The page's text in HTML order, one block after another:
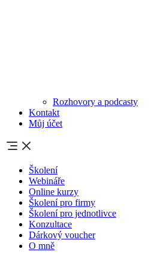
Rozhovory a podcasty
Kontakt
Můj účet
Školení
Webináře
Online kurzy
Školení pro firmy
Školení pro jednotlivce
Konzultace
Dárkový voucher
O mně